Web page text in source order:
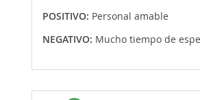
POSITIVO: Personal amable
NEGATIVO: Mucho tiempo de